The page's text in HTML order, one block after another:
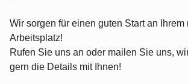
Wir sorgen für einen guten Start an Ihrem
Arbeitsplatz!
Rufen Sie uns an oder mailen Sie uns,
gern die Details mit Ihnen!